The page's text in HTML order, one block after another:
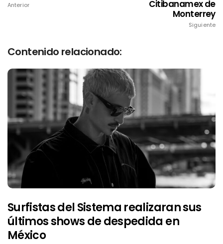
Anterior
Citibanamex de
Monterrey
Siguiente
Contenido relacionado:
Surfistas del Sistema realizaran sus
últimos shows de despedida en
México